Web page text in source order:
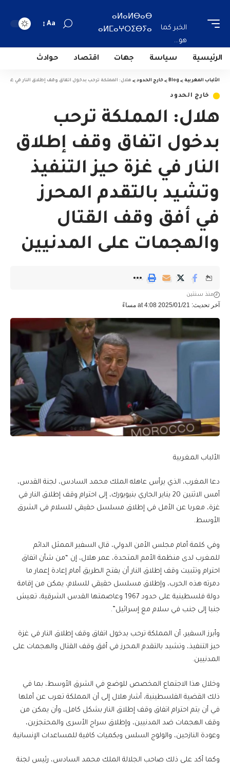
الخبر كما
هو...
ⴰⵍⴰⵍⴱⴰⴱ
ⴰⵍⵎⴰⵖⵔⵉⴱⵢⴰ
Aa
الرئيسية سياسة جهات اقتصاد حوادث
الألباب المغربية >
Blog
> خارج الحدود > هلال: المملكة ترحب بدخول اتفاق وقف إطلاق النار في غزة
خارج الحدود
هلال: المملكة ترحب
بدخول اتفاق وقف إطلاق
النار في غزة حيز التنفيذ
وتشيد بالتقدم المحرز
في أفق وقف القتال
والهجمات على المدنيين
آخر تحديث: 2025/01/21 at 4:08 مساءً
منذ سنتين
الألباب المغربية
دعا المغرب، الذي يرأس عاهله الملك محمد السادس، لجنة القدس،
أمس الاثنين 20 يناير الجاري بنيويورك، إلى احترام وقف إطلاق النار في
غزة، معربا عن الأمل في إطلاق مسلسل حقيقي للسلام في الشرق
الأوسط.
وفي كلمة أمام مجلس الأمن الدولي، قال السفير الممثل الدائم
للمغرب لدى منظمة الأمم المتحدة، عمر هلال، إن “من شأن اتفاق
احترام وتثبيت وقف إطلاق النار أن يفتح الطريق أمام إعادة إعمار ما
دمرته هذه الحرب، وإطلاق مسلسل حقيقي للسلام، يمكن من إقامة
دولة فلسطينية على حدود 1967 وعاصمتها القدس الشرقية، تعيش
جنبا إلى جنب في سلام مع إسرائيل”.
وأبرز السفير، أن المملكة ترحب بدخول اتفاق وقف إطلاق النار في غزة
حيز التنفيذ، وتشيد بالتقدم المحرز في أفق وقف القتال والهجمات على
المدنيين.
وخلال هذا الاجتماع المخصص للوضع في الشرق الأوسط، بما في
ذلك القضية الفلسطينية، أشار هلال إلى أن المملكة تعرب عن أملها
في أن يتم احترام اتفاق وقف إطلاق النار بشكل كامل، وأن يمكن من
وقف الهجمات ضد المدنيين، وإطلاق سراح الأسرى والمحتجزين،
وعودة النازحين، والولوج السلس وبكميات كافية للمساعدات الإنسانية.
وكما أكد على ذلك صاحب الجلالة الملك محمد السادس، رئيس لجنة